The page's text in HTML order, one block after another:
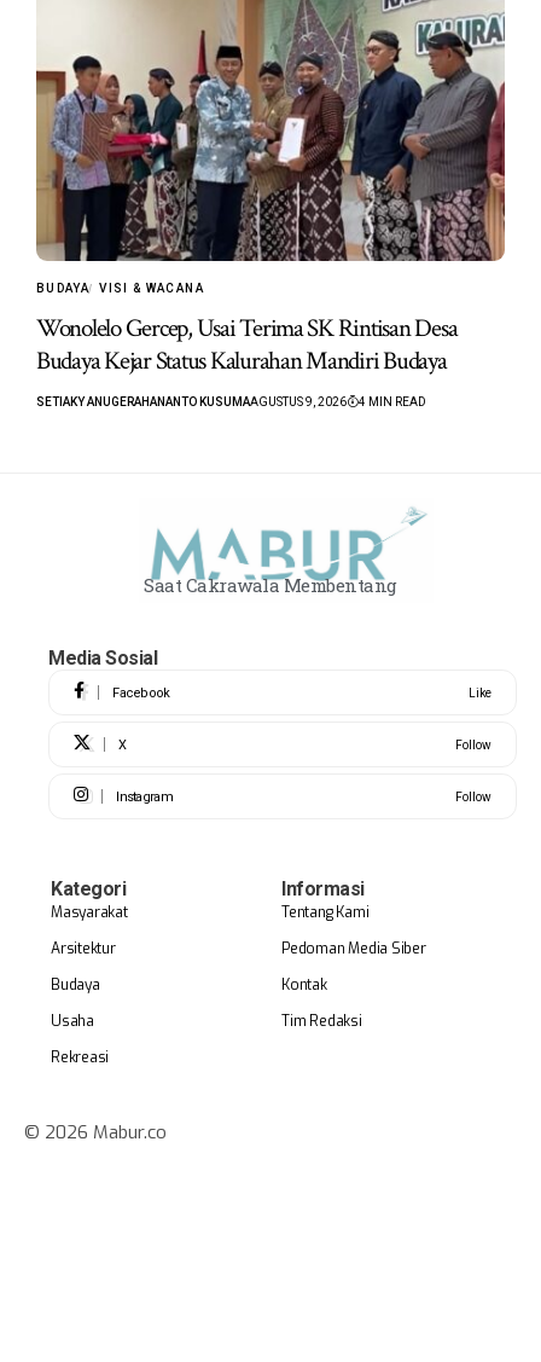
BUDAYA VISI & WACANA
Wonolelo Gercep, Usai Terima SK Rintisan Desa
Budaya Kejar Status Kalurahan Mandiri Budaya
SETIAKY ANUGERAHANANTO KUSUMAAGUSTUS 9, 2026 4 MIN READ
Saat Cakrawala Membentang
Media Sosial
Facebook Like
X Follow
Instagram Follow
Kategori
Masyarakat
Arsitektur
Budaya
Usaha
Rekreasi
Informasi
Tentang Kami
Pedoman Media Siber
Kontak
Tim Redaksi
© 2026 Mabur.co